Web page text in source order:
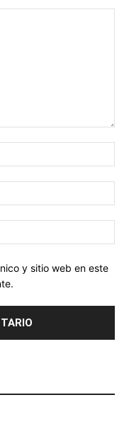
y sitio web en este